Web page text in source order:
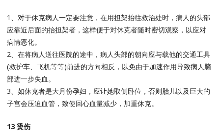
1、对于休克病人一定要注意，在用担架抬往救治处时，病人的头部
应靠近后面的抬担架者，这样便于对休克者随时密切观察，以应对
病情恶化。
2、在将病人送往医院的途中，病人头部的朝向应与载他的交通工具
(救护车、飞机等等)前进的方向相反，以免由于加速作用导致病人脑
部进一步失血。
3、如休克者是大月份孕妇，应让她取侧卧位，否则胎儿以及巨大的
子宫会压迫血管，致使回心血量减少，加重休克。
13 烫伤